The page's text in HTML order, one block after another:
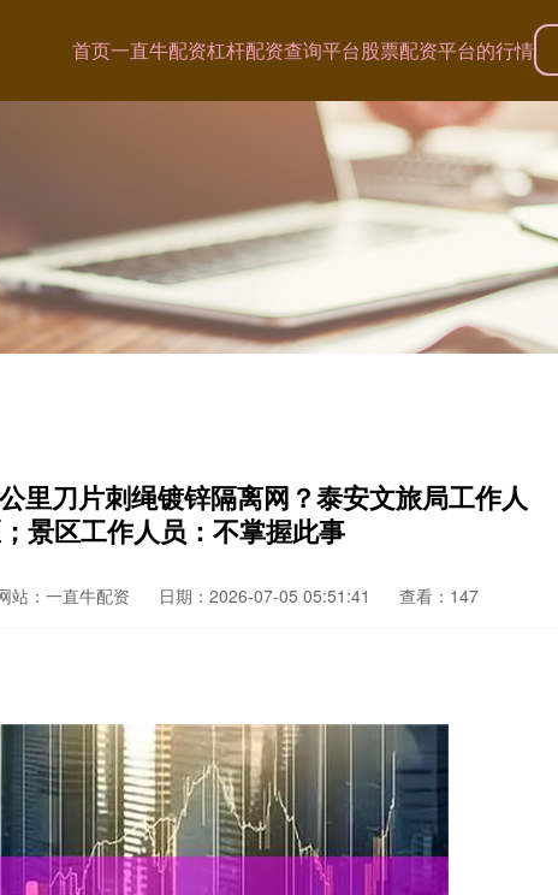
首页一直牛配资杠杆配资查询平台股票配资平台的行情
里刀片刺绳镀锌隔离网？泰安文旅局工作人
景区工作人员：不掌握此事
站：一直牛配资 日期：2026-07-05 05:51:41 查看：147